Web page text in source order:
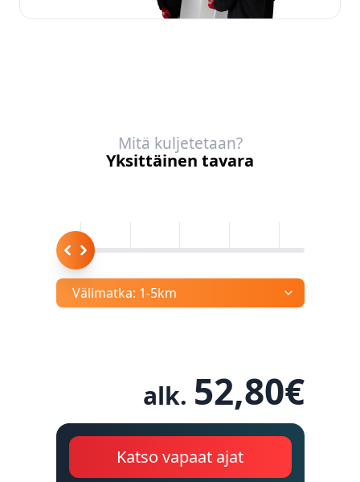
Mitä kuljetetaan?
Yksittäinen tavara
Välimatka: 1-5km
alk. 52,80€
Katso vapaat ajat